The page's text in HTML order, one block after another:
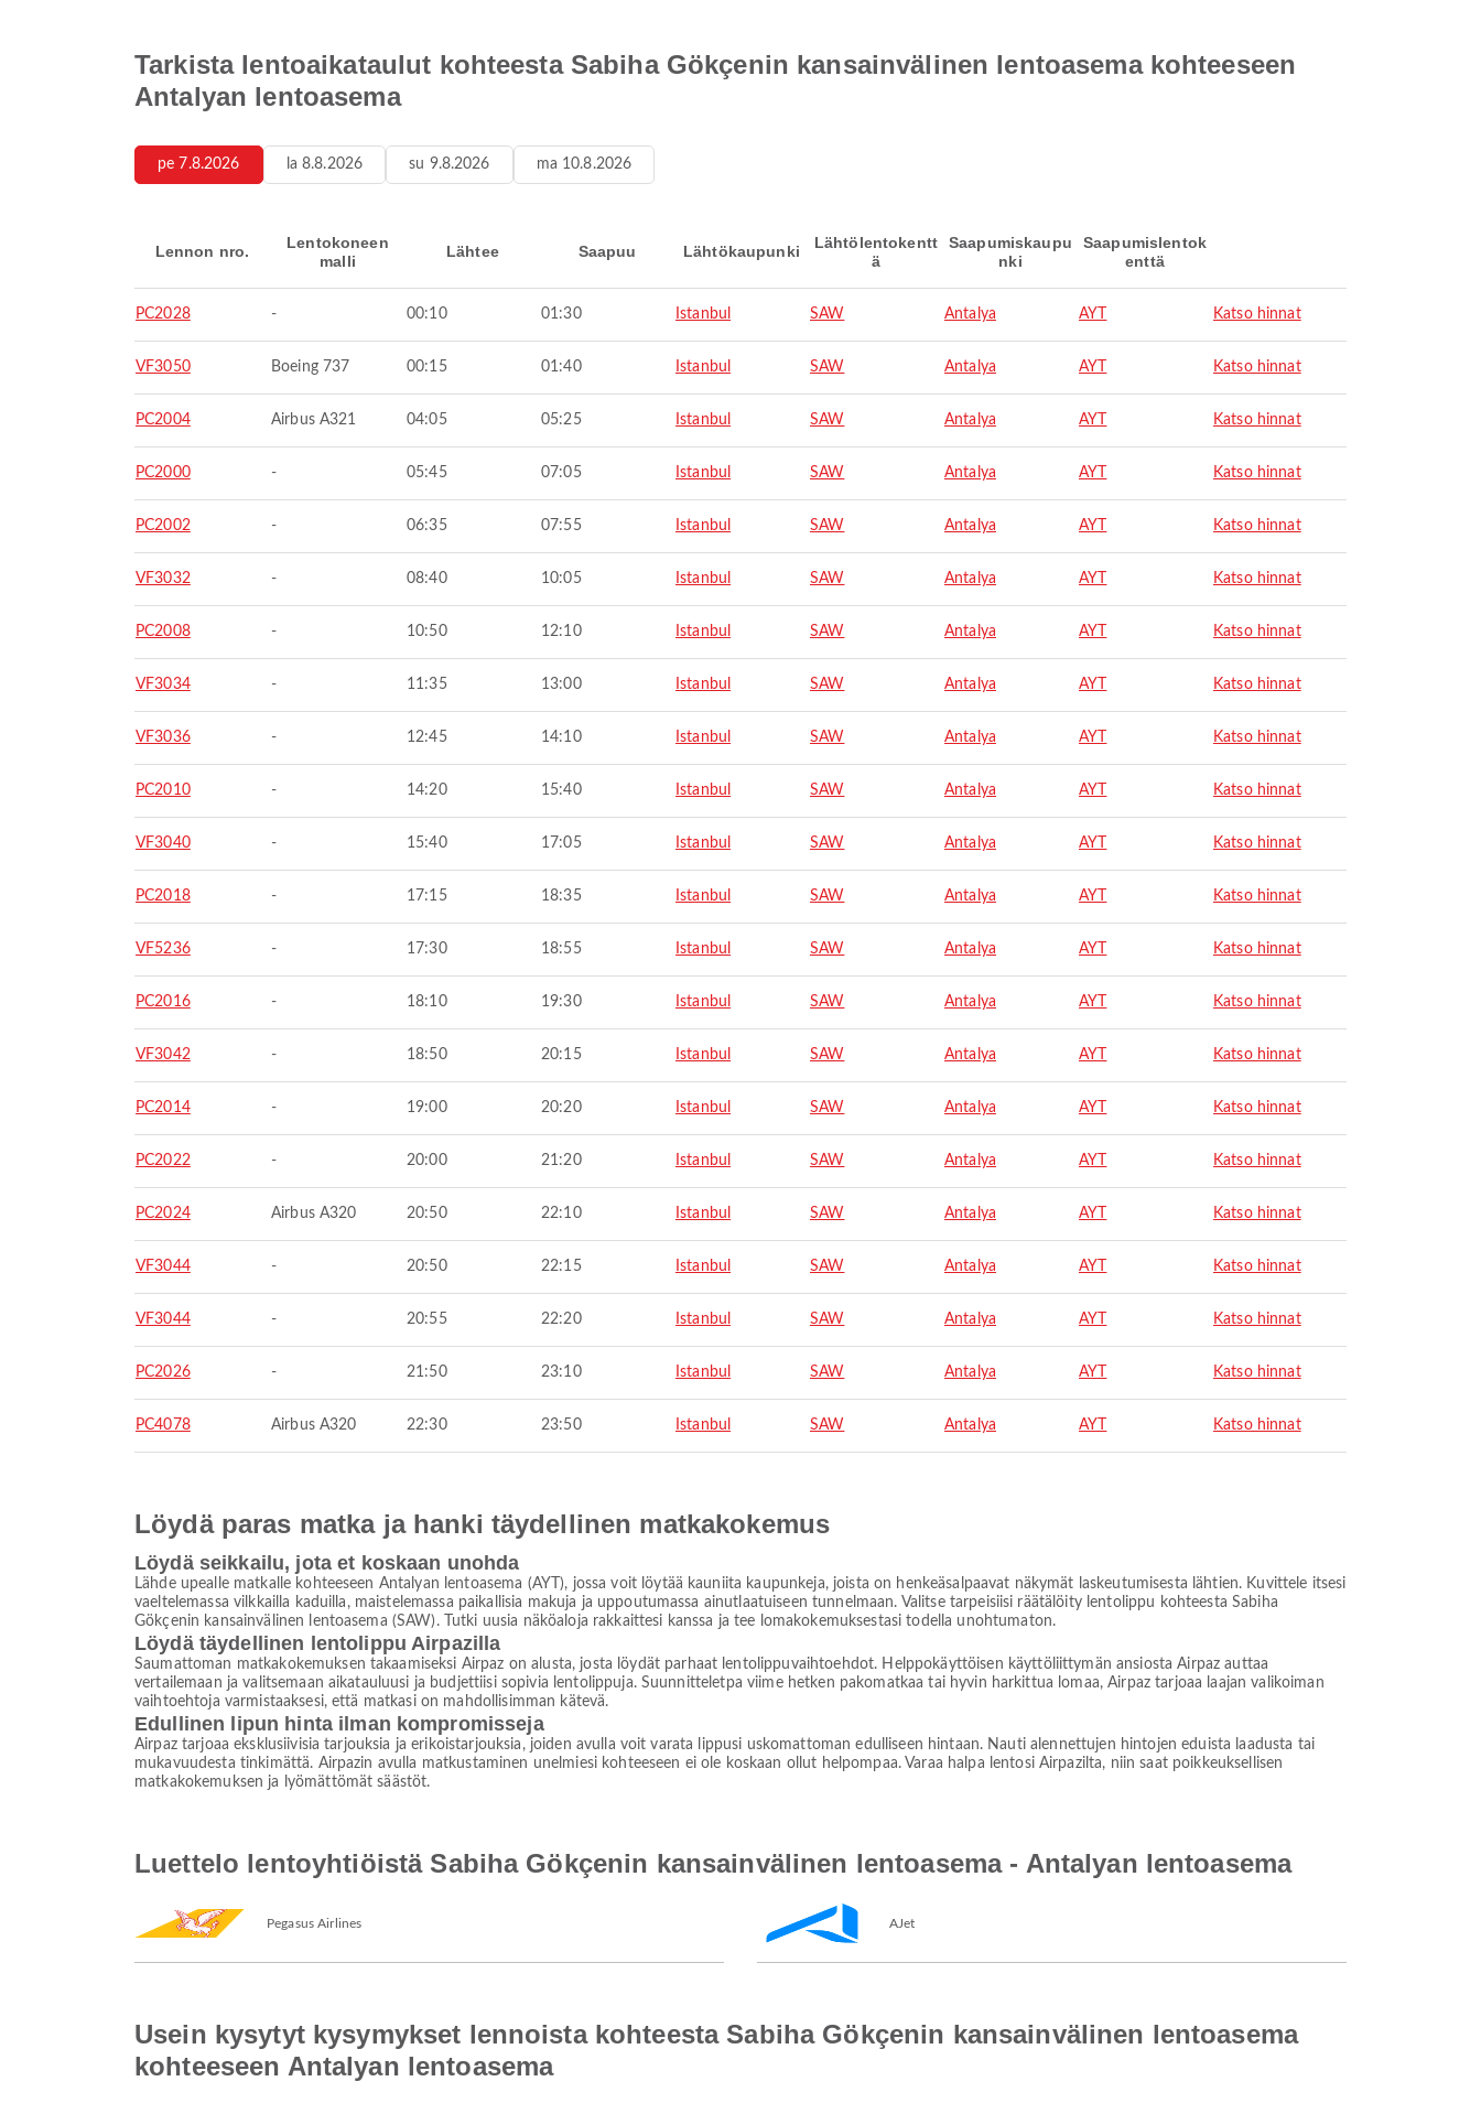
Tarkista lentoaikataulut kohteesta Sabiha Gökçenin kansainvälinen lentoasema kohteeseen
Antalyan lentoasema
pe 7.8.2026 la 8.8.2026 su 9.8.2026 ma 10.8.2026
Lennon nro.
Lentokoneen
malli
Lähtee Saapuu Lähtökaupunki
Lähtölentokentt
ä
Saapumiskaupu
nki
Saapumislentok
enttä
PC2028 - 00:10 01:30 Istanbul SAW Antalya AYT Katso hinnat
VF3050 Boeing 737 00:15 01:40 Istanbul SAW Antalya AYT Katso hinnat
PC2004 Airbus A321 04:05 05:25 Istanbul SAW Antalya AYT Katso hinnat
PC2000 - 05:45 07:05 Istanbul SAW Antalya AYT Katso hinnat
PC2002 - 06:35 07:55 Istanbul SAW Antalya AYT Katso hinnat
VF3032 - 08:40 10:05 Istanbul SAW Antalya AYT Katso hinnat
PC2008 - 10:50 12:10 Istanbul SAW Antalya AYT Katso hinnat
VF3034 - 11:35 13:00 Istanbul SAW Antalya AYT Katso hinnat
VF3036 - 12:45 14:10 Istanbul SAW Antalya AYT Katso hinnat
PC2010 - 14:20 15:40 Istanbul SAW Antalya AYT Katso hinnat
VF3040 - 15:40 17:05 Istanbul SAW Antalya AYT Katso hinnat
PC2018 - 17:15 18:35 Istanbul SAW Antalya AYT Katso hinnat
VF5236 - 17:30 18:55 Istanbul SAW Antalya AYT Katso hinnat
PC2016 - 18:10 19:30 Istanbul SAW Antalya AYT Katso hinnat
VF3042 - 18:50 20:15 Istanbul SAW Antalya AYT Katso hinnat
PC2014 - 19:00 20:20 Istanbul SAW Antalya AYT Katso hinnat
PC2022 - 20:00 21:20 Istanbul SAW Antalya AYT Katso hinnat
PC2024 Airbus A320 20:50 22:10 Istanbul SAW Antalya AYT Katso hinnat
VF3044 - 20:50 22:15 Istanbul SAW Antalya AYT Katso hinnat
VF3044 - 20:55 22:20 Istanbul SAW Antalya AYT Katso hinnat
PC2026 - 21:50 23:10 Istanbul SAW Antalya AYT Katso hinnat
PC4078 Airbus A320 22:30 23:50 Istanbul SAW Antalya AYT Katso hinnat
Löydä paras matka ja hanki täydellinen matkakokemus
Löydä seikkailu, jota et koskaan unohda
Lähde upealle matkalle kohteeseen Antalyan lentoasema (AYT), jossa voit löytää kauniita kaupunkeja, joista on henkeäsalpaavat näkymät laskeutumisesta lähtien. Kuvittele itsesi
vaeltelemassa vilkkailla kaduilla, maistelemassa paikallisia makuja ja uppoutumassa ainutlaatuiseen tunnelmaan. Valitse tarpeisiisi räätälöity lentolippu kohteesta Sabiha
Gökçenin kansainvälinen lentoasema (SAW). Tutki uusia näköaloja rakkaittesi kanssa ja tee lomakokemuksestasi todella unohtumaton.
Löydä täydellinen lentolippu Airpazilla
Saumattoman matkakokemuksen takaamiseksi Airpaz on alusta, josta löydät parhaat lentolippuvaihtoehdot. Helppokäyttöisen käyttöliittymän ansiosta Airpaz auttaa
vertailemaan ja valitsemaan aikatauluusi ja budjettiisi sopivia lentolippuja. Suunnitteletpa viime hetken pakomatkaa tai hyvin harkittua lomaa, Airpaz tarjoaa laajan valikoiman
vaihtoehtoja varmistaaksesi, että matkasi on mahdollisimman kätevä.
Edullinen lipun hinta ilman kompromisseja
Airpaz tarjoaa eksklusiivisia tarjouksia ja erikoistarjouksia, joiden avulla voit varata lippusi uskomattoman edulliseen hintaan. Nauti alennettujen hintojen eduista laadusta tai
mukavuudesta tinkimättä. Airpazin avulla matkustaminen unelmiesi kohteeseen ei ole koskaan ollut helpompaa. Varaa halpa lentosi Airpazilta, niin saat poikkeuksellisen
matkakokemuksen ja lyömättömät säästöt.
Luettelo lentoyhtiöistä Sabiha Gökçenin kansainvälinen lentoasema - Antalyan lentoasema
Pegasus Airlines AJet
Usein kysytyt kysymykset lennoista kohteesta Sabiha Gökçenin kansainvälinen lentoasema
kohteeseen Antalyan lentoasema